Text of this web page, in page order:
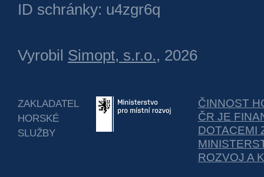
ID schránky: u4zgr6q
Vyrobil Simopt, s.r.o., 2026
ZAKLADATEL
HORSKÉ
SLUŽBY
ČINNOST
ČR JE
DOTACEMI
ROZVOJ A